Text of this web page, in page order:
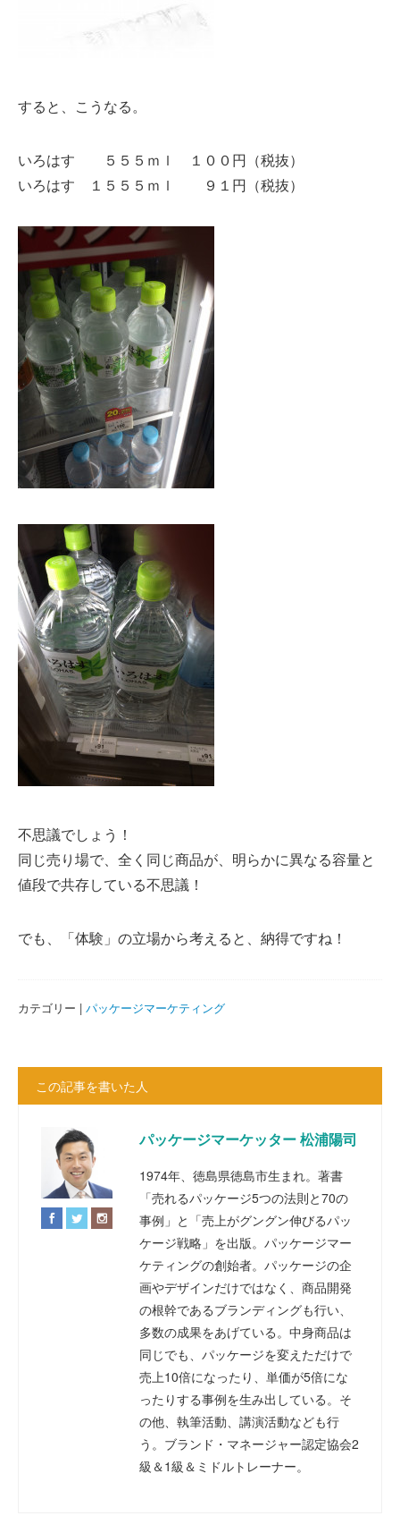
すると、こうなる。
いろはす ５５５ｍｌ １００円（税抜）
いろはす １５５５ｍｌ ９１円（税抜）
不思議でしょう！
同じ売り場で、全く同じ商品が、明らかに異なる容量と
値段で共存している不思議！
でも、「体験」の立場から考えると、納得ですね！
カテゴリー | パッケージマーケティング
この記事を書いた人
パッケージマーケッター 松浦陽司
1974年、徳島県徳島市生まれ。著書
「売れるパッケージ5つの法則と70の
事例」と「売上がグングン伸びるパッ
ケージ戦略」を出版。パッケージマー
ケティングの創始者。パッケージの企
画やデザインだけではなく、商品開発
の根幹であるブランディングも行い、
多数の成果をあげている。中身商品は
同じでも、パッケージを変えただけで
売上10倍になったり、単価が5倍にな
ったりする事例を生み出している。そ
の他、執筆活動、講演活動なども行
う。ブランド・マネージャー認定協会2
級＆1級＆ミドルトレーナー。